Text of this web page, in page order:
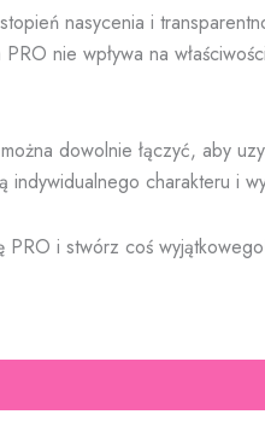
nasycenia i
nie wpływa na
dowolnie łączyć, aby
charakteru i
i stwórz coś